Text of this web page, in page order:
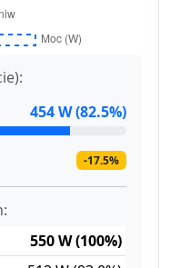
454 W (82.5%)
-17.5%
550 W (100%)